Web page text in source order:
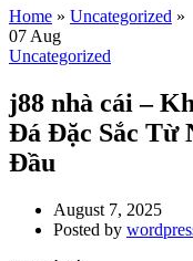
Home » Uncategorized »
07 Aug
Uncategorized
j88 nhà cái –
Đá Đặc Sắc Từ
Đầu
August 7, 2025
Posted by